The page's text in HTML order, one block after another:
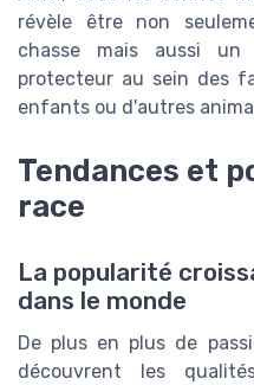
révèle être non
chasse mais aussi un
protecteur au sein des
enfants ou d'autres
Tendances et
race
La popularité
dans le monde
De plus en plus de
découvrent les